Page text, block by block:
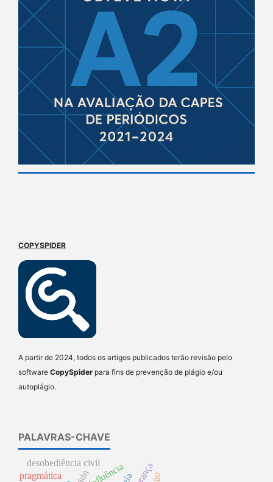
COPYSPIDER
A partir de 2024, todos os artigos publicados terão revisão pelo
software CopySpider para fins de prevenção de plágio e/ou
autoplágio.
PALAVRAS-CHAVE
influência
desobediência civil
pragmática